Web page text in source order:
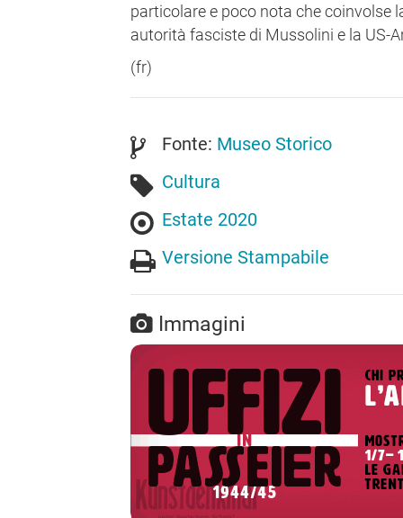
particolare e poco nota che coinvolse
autorità fasciste di Mussolini e la US-
(fr)
Fonte: Museo Storico
Cultura
Estate 2020
Versione Stampabile
Immagini